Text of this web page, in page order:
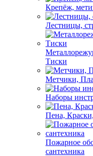
Крепёж,
Лестницы,
Тиски
Метчики,
Наборы
Пена,
Пожарное
сантехника